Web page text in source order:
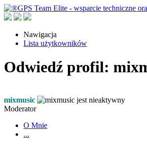
Nawigacja
Lista użytkowników
Odwiedź profil:
mixmusic
Moderator
O Mnie
...